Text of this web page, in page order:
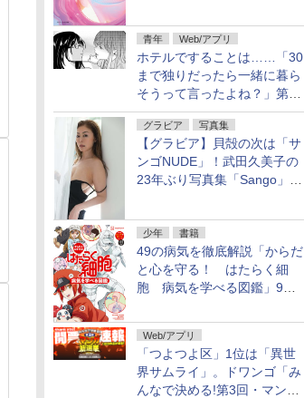
青年 Web/アプリ
ホテルですることは……「30
まで独りだったら一緒に暮ら
そうって言ったよね？」第8
話が無料公開。一緒にお風
呂！
グラビア 写真集
【グラビア】貝殻の次は「サ
ンゴNUDE」！武田久美子の
23年ぶり写真集「Sango」を
少年 書籍
49の病気を徹底解説「からだ
と心を守る！ はたらく細
胞 病気を学べる図鑑」9月
Web/アプリ
「つよつよ区」1位は「異世
界サムライ」。ドワンゴ「み
んなで決める!第3回・マンガ